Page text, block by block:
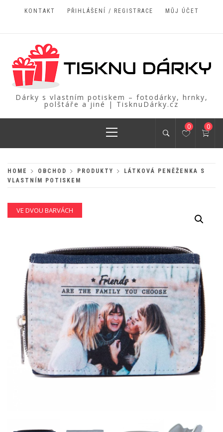
KONTAKT PŘIHLÁŠENÍ / REGISTRACE MŮJ ÚČET
Dárky s vlastním potiskem – fotodárky, hrnky,
polštáře a jiné | TisknuDárky.cz
Menu
0 0
HOME OBCHOD PRODUKTY
LÁTKOVÁ PENĚŽENKA S
VLASTNÍM POTISKEM
VE DVOU BARVÁCH